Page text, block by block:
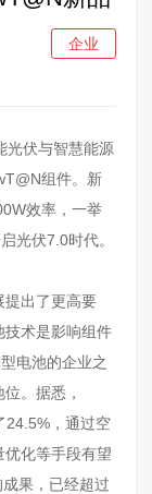
企业
光伏与智慧能源
组件。新
效率，一举
光伏7.0时代。
提出了更高要
技术是影响组件
电池的企业之
。据悉，
24.5%，通过空
化等手段有望
果，已经超过